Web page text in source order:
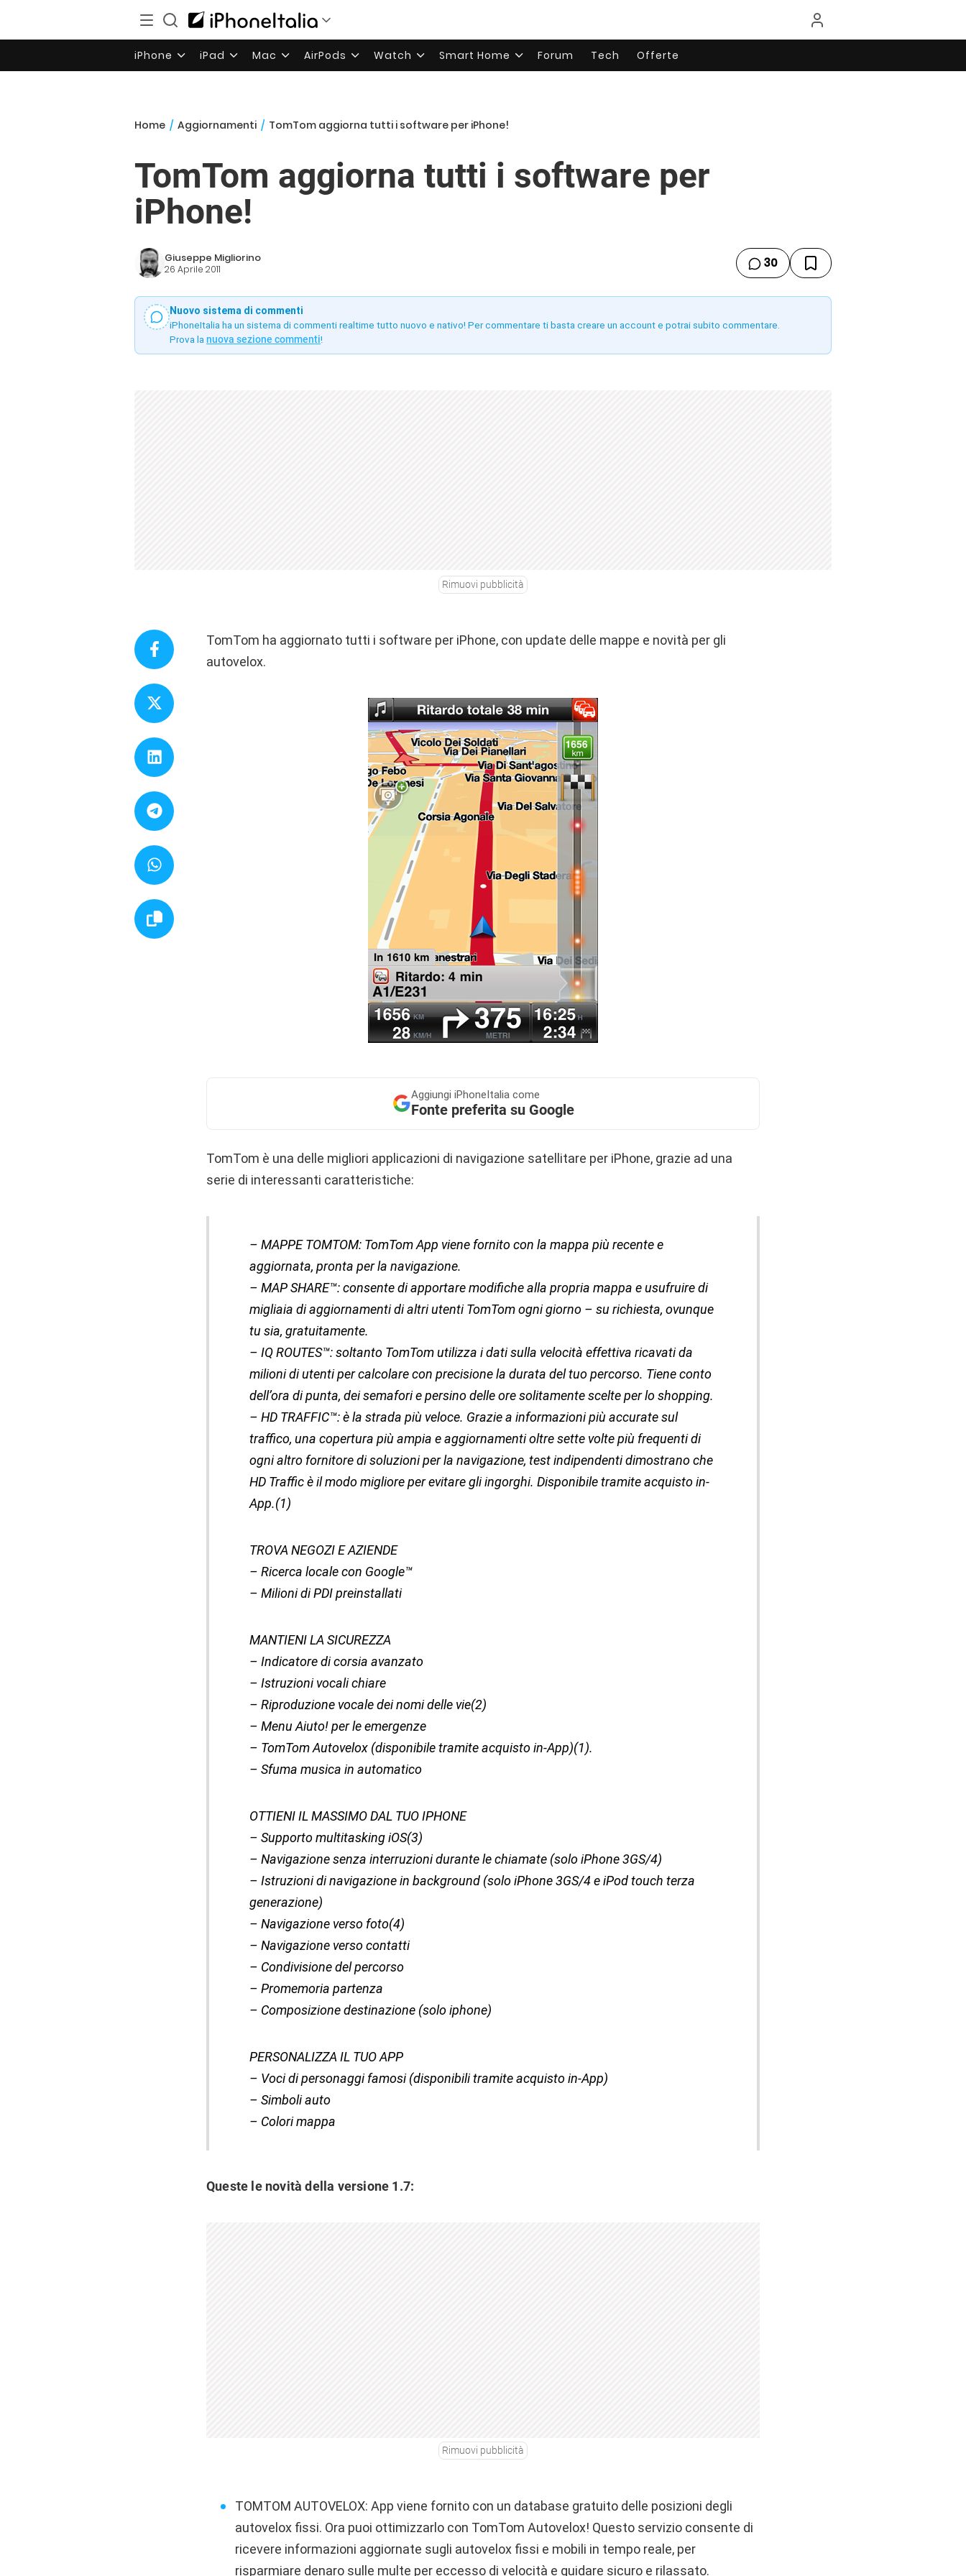
iPhone iPad Mac AirPods Watch Smart Home Forum Tech Offerte
Home / Aggiornamenti / TomTom aggiorna tutti i software per iPhone!
TomTom aggiorna tutti i software per
iPhone!
Giuseppe Migliorino
26 Aprile 2011 30
Nuovo sistema di commenti
iPhoneItalia ha un sistema di commenti realtime tutto nuovo e nativo! Per commentare ti basta creare un account e potrai subito commentare.
Prova la nuova sezione commenti!
Rimuovi pubblicità
TomTom ha aggiornato tutti i software per iPhone, con update delle mappe e novità per gli
autovelox.
Aggiungi iPhoneItalia come
Fonte preferita su Google
TomTom è una delle migliori applicazioni di navigazione satellitare per iPhone, grazie ad una
serie di interessanti caratteristiche:
– MAPPE TOMTOM: TomTom App viene fornito con la mappa più recente e
aggiornata, pronta per la navigazione.
– MAP SHARE™: consente di apportare modifiche alla propria mappa e usufruire di
migliaia di aggiornamenti di altri utenti TomTom ogni giorno – su richiesta, ovunque
tu sia, gratuitamente.
– IQ ROUTES™: soltanto TomTom utilizza i dati sulla velocità effettiva ricavati da
milioni di utenti per calcolare con precisione la durata del tuo percorso. Tiene conto
dell’ora di punta, dei semafori e persino delle ore solitamente scelte per lo shopping.
– HD TRAFFIC™: è la strada più veloce. Grazie a informazioni più accurate sul
traffico, una copertura più ampia e aggiornamenti oltre sette volte più frequenti di
ogni altro fornitore di soluzioni per la navigazione, test indipendenti dimostrano che
HD Traffic è il modo migliore per evitare gli ingorghi. Disponibile tramite acquisto in-
App.(1)
TROVA NEGOZI E AZIENDE
– Ricerca locale con Google™
– Milioni di PDI preinstallati
MANTIENI LA SICUREZZA
– Indicatore di corsia avanzato
– Istruzioni vocali chiare
– Riproduzione vocale dei nomi delle vie(2)
– Menu Aiuto! per le emergenze
– TomTom Autovelox (disponibile tramite acquisto in-App)(1).
– Sfuma musica in automatico
OTTIENI IL MASSIMO DAL TUO IPHONE
– Supporto multitasking iOS(3)
– Navigazione senza interruzioni durante le chiamate (solo iPhone 3GS/4)
– Istruzioni di navigazione in background (solo iPhone 3GS/4 e iPod touch terza
generazione)
– Navigazione verso foto(4)
– Navigazione verso contatti
– Condivisione del percorso
– Promemoria partenza
– Composizione destinazione (solo iphone)
PERSONALIZZA IL TUO APP
– Voci di personaggi famosi (disponibili tramite acquisto in-App)
– Simboli auto
– Colori mappa
Queste le novità della versione 1.7:
Rimuovi pubblicità
TOMTOM AUTOVELOX: App viene fornito con un database gratuito delle posizioni degli
autovelox fissi. Ora puoi ottimizzarlo con TomTom Autovelox! Questo servizio consente di
ricevere informazioni aggiornate sugli autovelox fissi e mobili in tempo reale, per
risparmiare denaro sulle multe per eccesso di velocità e guidare sicuro e rilassato.